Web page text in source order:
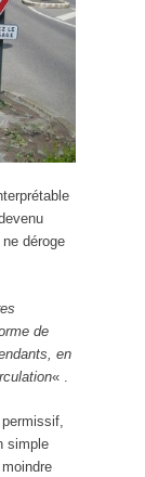
déroge
de
en
« .
simple